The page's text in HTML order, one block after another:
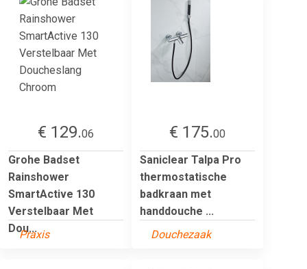
€ 129.06
Grohe Badset
Rainshower
SmartActive 130
Verstelbaar Met
Dou...
Praxis
€ 175.00
Saniclear Talpa Pro
thermostatische
badkraan met
handdouche ...
Douchezaak